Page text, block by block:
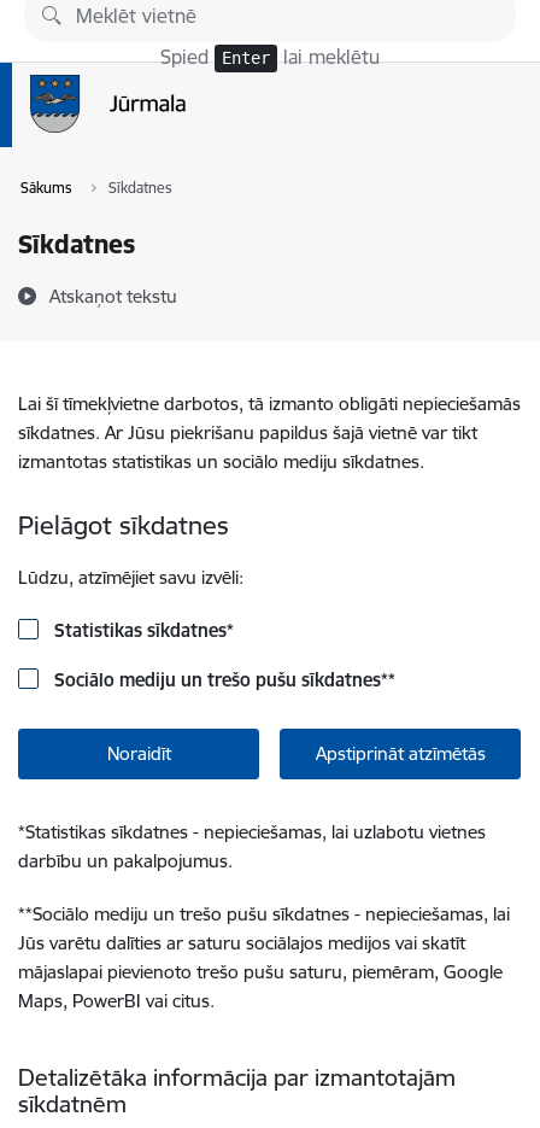
Pāriet uz lapas saturu
Spied Enter lai meklētu
Sākums Sīkdatnes
Sīkdatnes
Atskaņot tekstu
Lai šī tīmekļvietne darbotos, tā izmanto obligāti nepieciešamās
sīkdatnes. Ar Jūsu piekrišanu papildus šajā vietnē var tikt
izmantotas statistikas un sociālo mediju sīkdatnes.
Pielāgot sīkdatnes
Lūdzu, atzīmējiet savu izvēli:
Statistikas sīkdatnes*
Sociālo mediju un trešo pušu sīkdatnes**
Noraidīt Apstiprināt atzīmētās
*Statistikas sīkdatnes - nepieciešamas, lai uzlabotu vietnes
darbību un pakalpojumus.
**Sociālo mediju un trešo pušu sīkdatnes - nepieciešamas, lai
Jūs varētu dalīties ar saturu sociālajos medijos vai skatīt
mājaslapai pievienoto trešo pušu saturu, piemēram, Google
Maps, PowerBI vai citus.
Detalizētāka informācija par izmantotajām
sīkdatnēm